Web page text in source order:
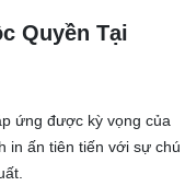
Quyền Tại
ứng được kỳ vọng của
in ấn tiên tiến với sự chú